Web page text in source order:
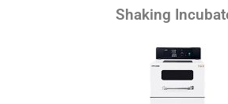
Shaking